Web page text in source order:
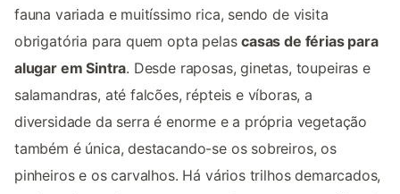
fauna variada e muitíssimo rica, sendo de visita
obrigatória para quem opta pelascasas de férias para
alugar em Sintra. Desde raposas, ginetas, toupeiras e
salamandras, até falcões, répteis e víboras, a
diversidade da serra é enorme e a própria vegetação
também é única, destacando-se os sobreiros, os
pinheiros e os carvalhos. Há vários trilhos demarcados,